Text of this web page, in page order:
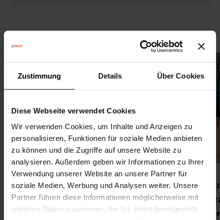
Zustimmung Details Über Cookies
Diese Webseite verwendet Cookies
Wir verwenden Cookies, um Inhalte und Anzeigen zu
personalisieren, Funktionen für soziale Medien anbieten
zu können und die Zugriffe auf unsere Website zu
analysieren. Außerdem geben wir Informationen zu Ihrer
Verwendung unserer Website an unsere Partner für
soziale Medien, Werbung und Analysen weiter. Unsere
Partner führen diese Informationen möglicherweise mit
weiteren Daten zusammen, die Sie ihnen bereitgestellt
Polti auf der ISSA Pulire 2021:
professionelle Reinigung und
Dampfdesinfektion